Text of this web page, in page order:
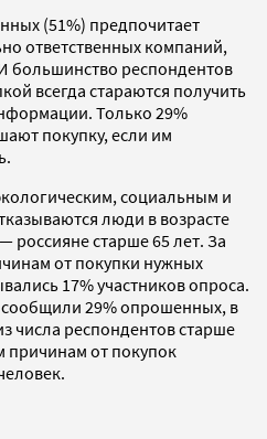
(51%) предпочитает
ответственных компаний,
большинство респондентов
всегда стараются получить
Только 29%
покупку, если им
социальным и
люди в возрасте
россияне старше 65 лет. За
от покупки нужных
17% участников опроса.
сообщили 29% опрошенных, в
числа респондентов старше
причинам от покупок